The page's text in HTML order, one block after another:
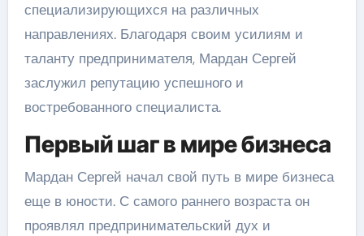
специализирующихся на различных
направлениях. Благодаря своим усилиям и
таланту предпринимателя, Мардан Сергей
заслужил репутацию успешного и
востребованного специалиста.
Первый шаг в мире бизнеса
Мардан Сергей начал свой путь в мире бизнеса
еще в юности. С самого раннего возраста он
проявлял предпринимательский дух и